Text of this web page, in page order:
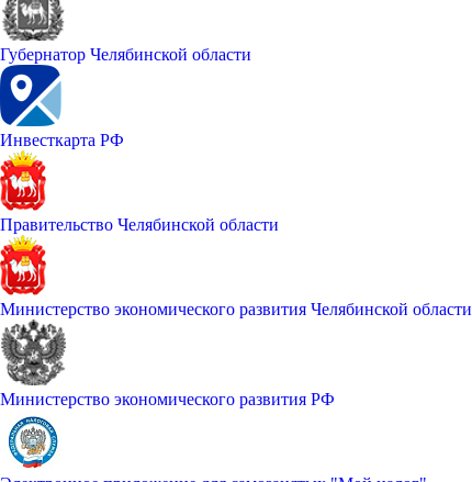
Губернатор Челябинской области
Инвесткарта РФ
Правительство Челябинской области
Министерство экономического развития Челябинской области
Министерство экономического развития РФ